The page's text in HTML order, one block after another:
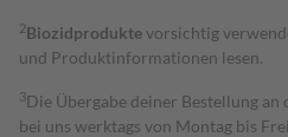
2Biozidproduktevorsichtig
und Produktinformationen lesen.
3Die Übergabe deiner Bestellung
bei uns werktags von Montag bis